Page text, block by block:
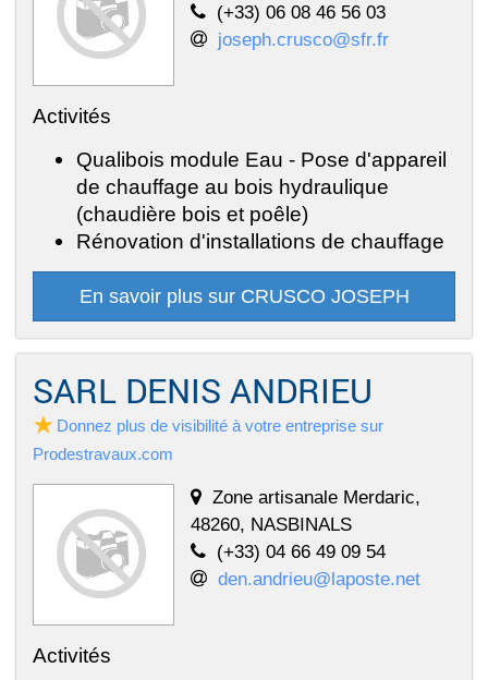
(+33) 06 08 46 56 03
joseph.crusco@sfr.fr
Activités
Qualibois module Eau - Pose d'appareil
de chauffage au bois hydraulique
(chaudière bois et poêle)
Rénovation d'installations de chauffage
En savoir plus sur CRUSCO JOSEPH
SARL DENIS ANDRIEU
Donnez plus de visibilité à votre entreprise sur
Prodestravaux.com
Zone artisanale Merdaric,
48260, NASBINALS
(+33) 04 66 49 09 54
den.andrieu@laposte.net
Activités